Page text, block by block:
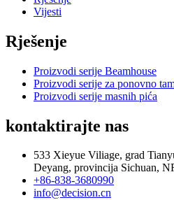
Vijesti
Rješenje
Proizvodi serije Beamhouse
Proizvodi serije za ponovno
Proizvodi serije masnih pića
kontaktirajte nas
533 Xieyue Viliage, grad
Deyang, provincija Sichuan,
+86-838-3680990
info@decision.cn